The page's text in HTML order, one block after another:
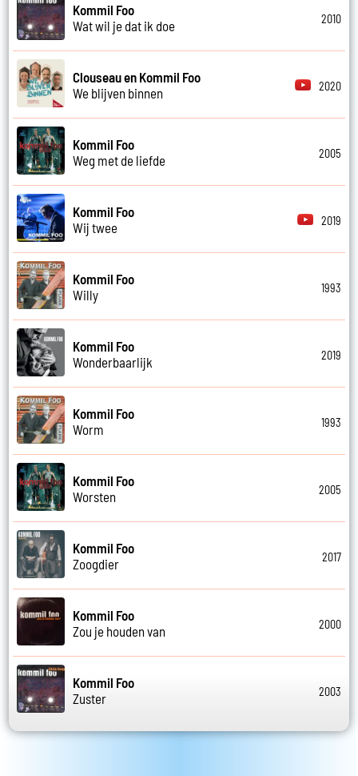
Kommil Foo
Wat wil je dat ik doe
2010
Clouseau en Kommil Foo
We blijven binnen
2020
Kommil Foo
Weg met de liefde
2005
Kommil Foo
Wij twee
2019
Kommil Foo
Willy
1993
Kommil Foo
Wonderbaarlijk
2019
Kommil Foo
Worm
1993
Kommil Foo
Worsten
2005
Kommil Foo
Zoogdier
2017
Kommil Foo
Zou je houden van
2000
Kommil Foo
Zuster
2003